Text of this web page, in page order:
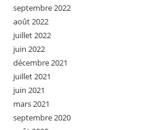
septembre 2022
août 2022
juillet 2022
juin 2022
décembre 2021
juillet 2021
juin 2021
mars 2021
septembre 2020